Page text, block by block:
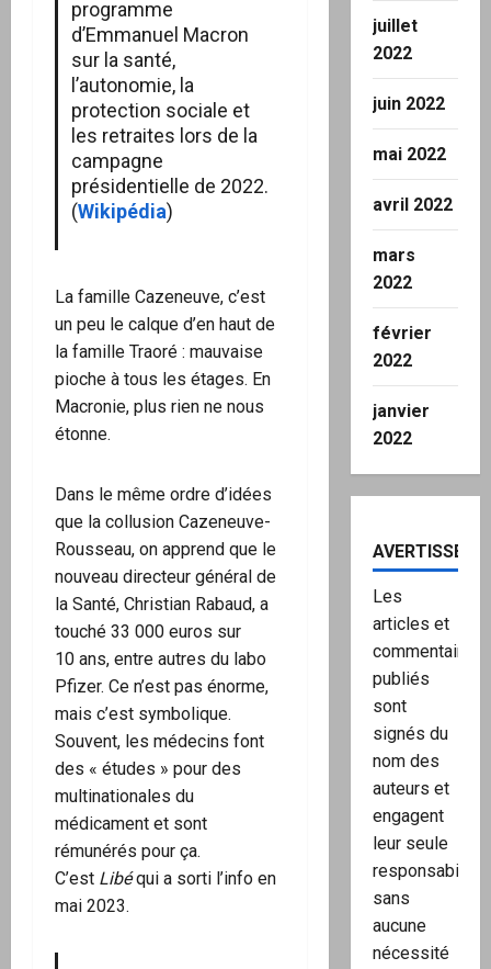
programme
d’Emmanuel Macron
sur la santé,
l’autonomie, la
protection sociale et
les retraites lors de la
campagne
présidentielle de 2022.
(Wikipédia)
La famille Cazeneuve, c’est
un peu le calque d’en haut de
la famille Traoré : mauvaise
pioche à tous les étages. En
Macronie, plus rien ne nous
étonne.
Dans le même ordre d’idées
que la collusion Cazeneuve-
Rousseau, on apprend que le
nouveau directeur général de
la Santé, Christian Rabaud, a
touché 33 000 euros sur
10 ans, entre autres du labo
Pfizer. Ce n’est pas énorme,
mais c’est symbolique.
Souvent, les médecins font
des « études » pour des
multinationales du
médicament et sont
rémunérés pour ça.
C’est Libéqui a sorti l’info en
mai 2023.
juillet
2022
juin 2022
mai 2022
avril 2022
mars
2022
février
2022
janvier
2022
Les
articles et
commentaires
publiés
sont
signés du
nom des
auteurs et
engagent
leur seule
responsabilité,
sans
aucune
nécessité